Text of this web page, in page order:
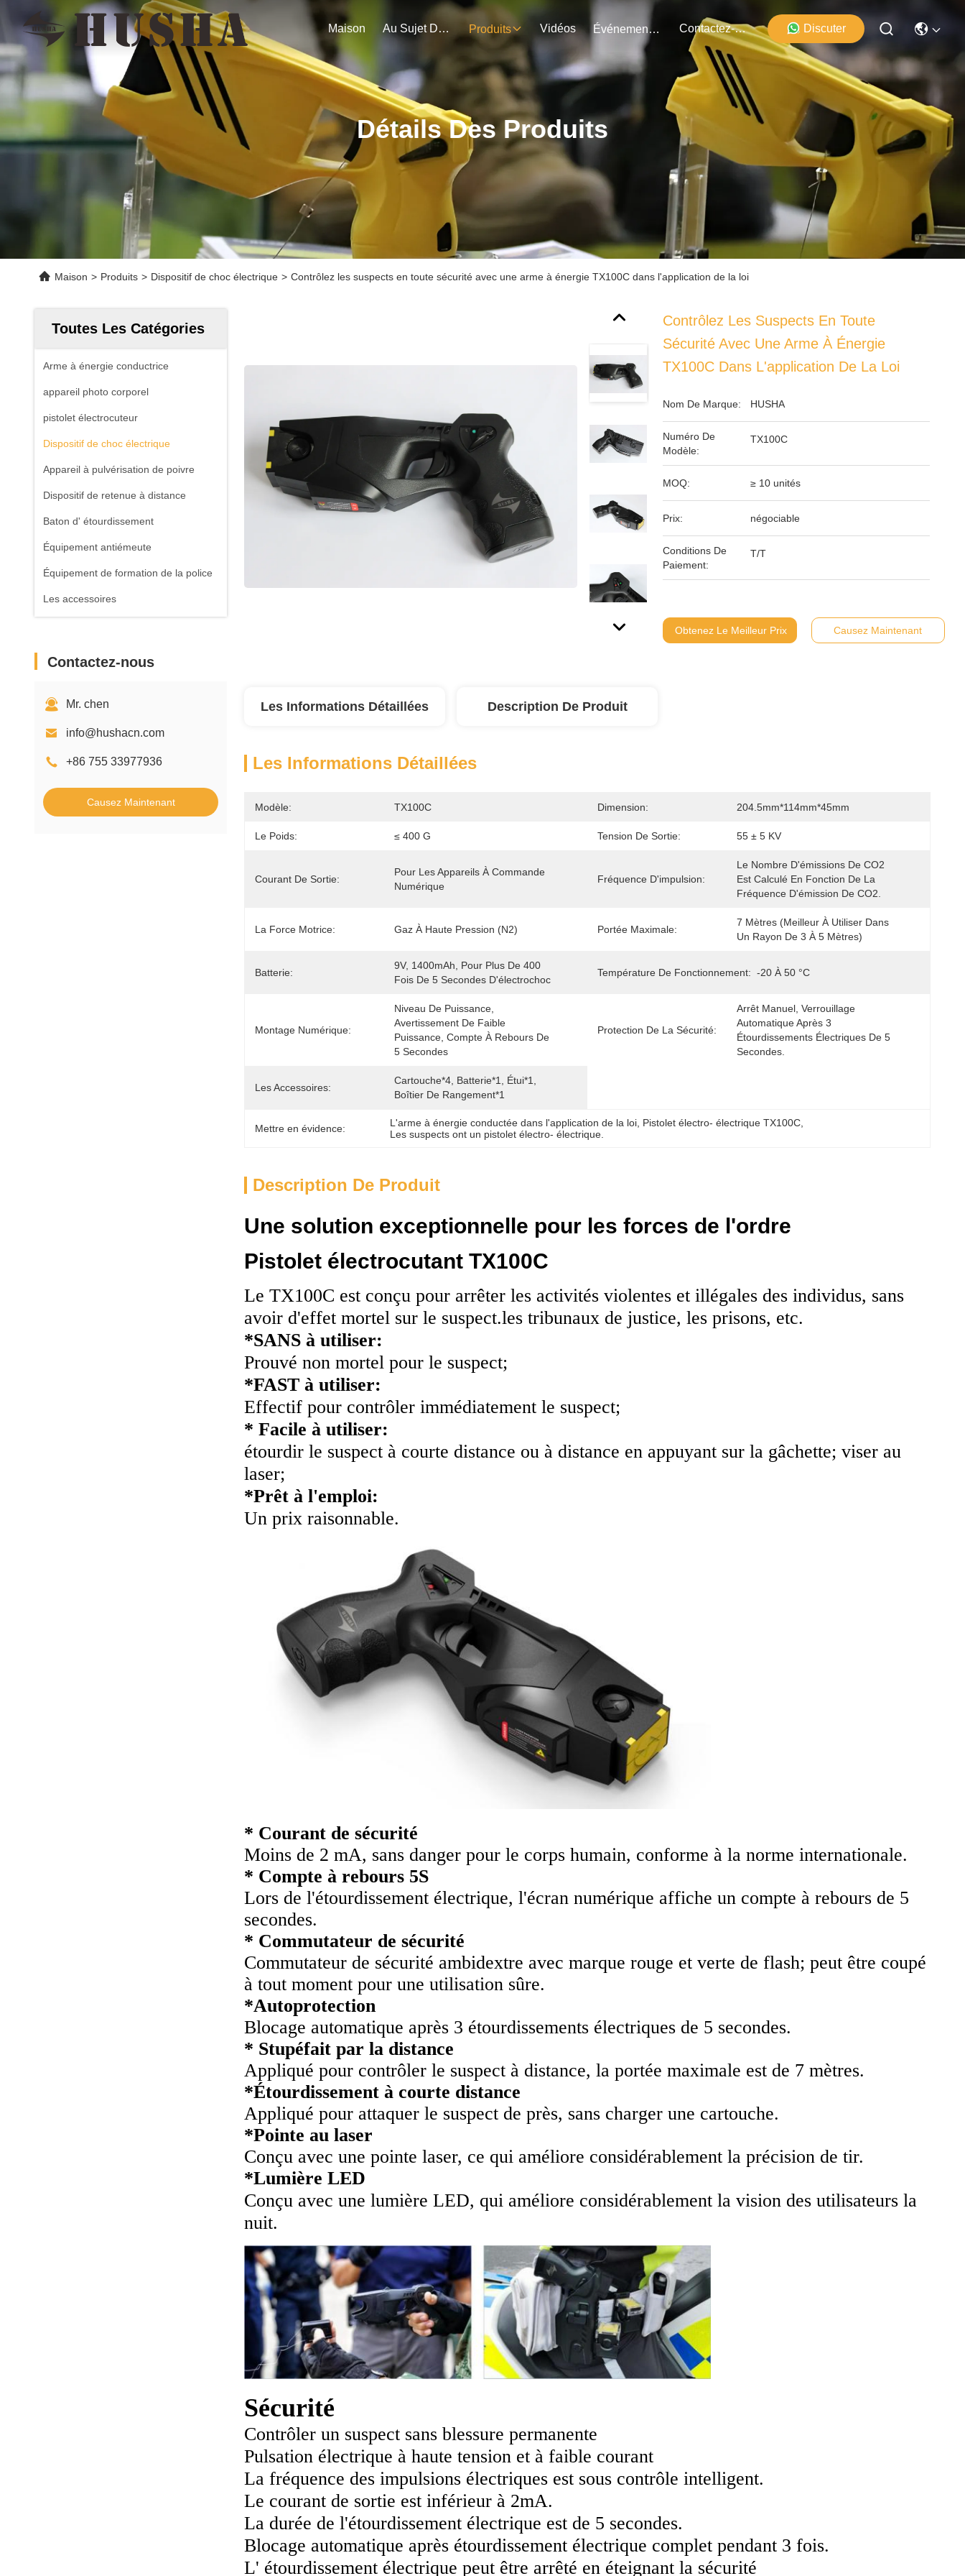
Maison Au Sujet De Nous Produits Vidéos Événements Contactez-Nous Discuter
Détails Des Produits
Maison > Produits > Dispositif de choc électrique > Contrôlez les suspects en toute sécurité avec une arme à énergie TX100C dans l'application de la loi
Toutes Les Catégories
Arme à énergie conductrice
appareil photo corporel
pistolet électrocuteur
Dispositif de choc électrique
Appareil à pulvérisation de poivre
Dispositif de retenue à distance
Baton d' étourdissement
Équipement antiémeute
Équipement de formation de la police
Les accessoires
Contactez-nous
Mr. chen
info@hushacn.com
+86 755 33977936
Causez Maintenant
Contrôlez Les Suspects En Toute
Sécurité Avec Une Arme À Énergie
TX100C Dans L'application De La Loi
Nom De Marque: HUSHA
Numéro De
Modèle:
TX100C
MOQ: ≥ 10 unités
Prix: négociable
Conditions De
Paiement:
T/T
Obtenez Le Meilleur Prix Causez Maintenant
Les Informations Détaillées Description De Produit
Les Informations Détaillées
Modèle: TX100C Dimension: 204.5mm*114mm*45mm
Le Poids: ≤ 400 G Tension De Sortie: 55 ± 5 KV
Courant De Sortie:
Pour Les Appareils À Commande
Numérique
Fréquence D'impulsion:
Le Nombre D'émissions De CO2
Est Calculé En Fonction De La
Fréquence D'émission De CO2.
La Force Motrice: Gaz À Haute Pression (N2) Portée Maximale:
7 Mètres (meilleur À Utiliser Dans
Un Rayon De 3 À 5 Mètres)
Batterie:
9V, 1400mAh, Pour Plus De 400
Fois De 5 Secondes D'électrochoc
Température De Fonctionnement: -20 À 50 °C
Montage Numérique:
Niveau De Puissance,
Avertissement De Faible
Puissance, Compte À Rebours De
5 Secondes
Protection De La Sécurité:
Arrêt Manuel, Verrouillage
Automatique Après 3
Étourdissements Électriques De 5
Secondes.
Les Accessoires:
Cartouche*4, Batterie*1, Étui*1,
Boîtier De Rangement*1
Mettre en évidence: L'arme à énergie conductée dans l'application de la loi Pistolet électro- électrique TX100C
Les suspects ont un pistolet électro- électrique.
Description De Produit
Une solution exceptionnelle pour les forces de l'ordre
Pistolet électrocutant TX100C
Le TX100C est conçu pour arrêter les activités violentes et illégales des individus, sans
avoir d'effet mortel sur le suspect.les tribunaux de justice, les prisons, etc.
*SANS à utiliser:
Prouvé non mortel pour le suspect;
*FAST à utiliser:
Effectif pour contrôler immédiatement le suspect;
* Facile à utiliser:
étourdir le suspect à courte distance ou à distance en appuyant sur la gâchette; viser au
laser;
*Prêt à l'emploi:
Un prix raisonnable.
* Courant de sécurité
Moins de 2 mA, sans danger pour le corps humain, conforme à la norme internationale.
* Compte à rebours 5S
Lors de l'étourdissement électrique, l'écran numérique affiche un compte à rebours de 5
secondes.
* Commutateur de sécurité
Commutateur de sécurité ambidextre avec marque rouge et verte de flash; peut être coupé
à tout moment pour une utilisation sûre.
*Autoprotection
Blocage automatique après 3 étourdissements électriques de 5 secondes.
* Stupéfait par la distance
Appliqué pour contrôler le suspect à distance, la portée maximale est de 7 mètres.
*Étourdissement à courte distance
Appliqué pour attaquer le suspect de près, sans charger une cartouche.
*Pointe au laser
Conçu avec une pointe laser, ce qui améliore considérablement la précision de tir.
*Lumière LED
Conçu avec une lumière LED, qui améliore considérablement la vision des utilisateurs la
nuit.
Sécurité
Contrôler un suspect sans blessure permanente
Pulsation électrique à haute tension et à faible courant
La fréquence des impulsions électriques est sous contrôle intelligent.
Le courant de sortie est inférieur à 2mA.
La durée de l'étourdissement électrique est de 5 secondes.
Blocage automatique après étourdissement électrique complet pendant 3 fois.
L' étourdissement électrique peut être arrêté en éteignant la sécurité